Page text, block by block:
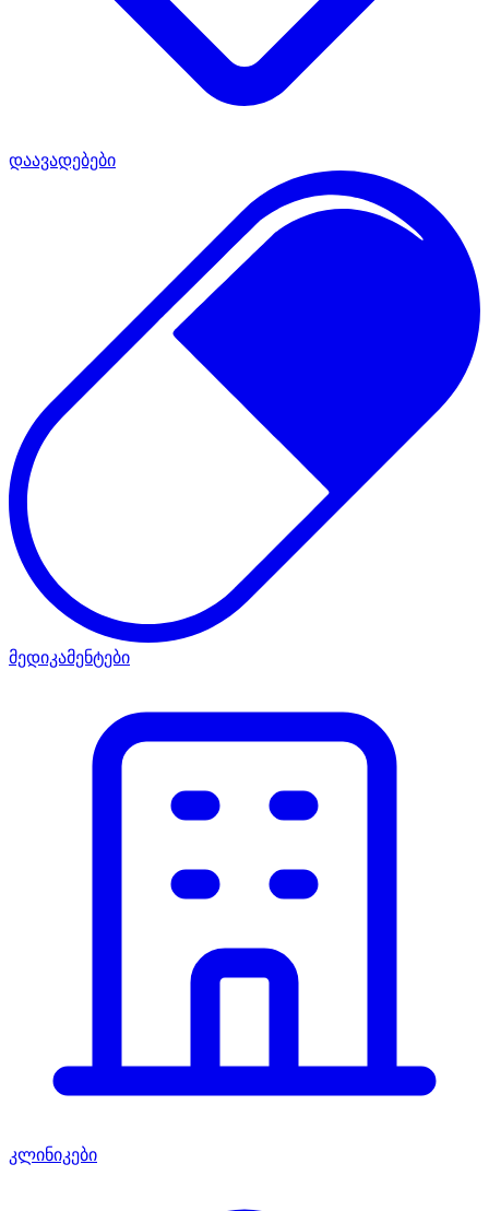
დაავადებები
მედიკამენტები
კლინიკები